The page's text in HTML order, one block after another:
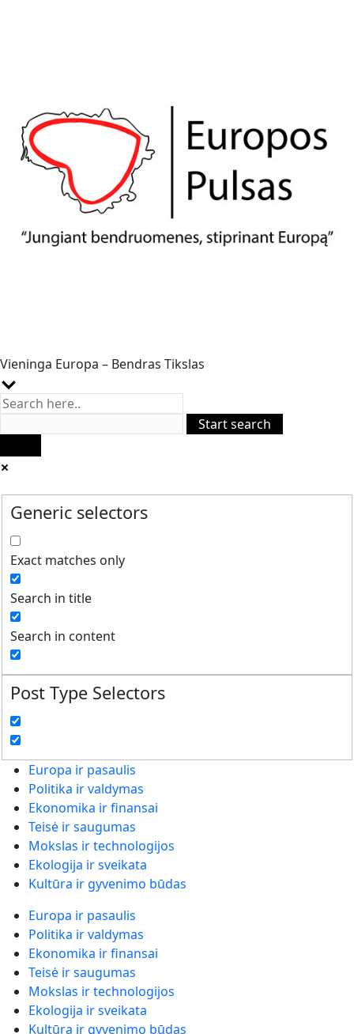
Vieninga Europa – Bendras Tikslas
Generic selectors
Exact matches only
Search in title
Search in content
Post Type Selectors
Europa ir pasaulis
Politika ir valdymas
Ekonomika ir finansai
Teisė ir saugumas
Mokslas ir technologijos
Ekologija ir sveikata
Kultūra ir gyvenimo būdas
Europa ir pasaulis
Politika ir valdymas
Ekonomika ir finansai
Teisė ir saugumas
Mokslas ir technologijos
Ekologija ir sveikata
Kultūra ir gyvenimo būdas